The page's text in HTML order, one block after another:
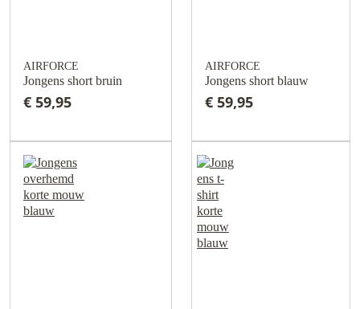
AIRFORCE
Jongens short bruin
€ 59,95
AIRFORCE
Jongens short blauw
€ 59,95